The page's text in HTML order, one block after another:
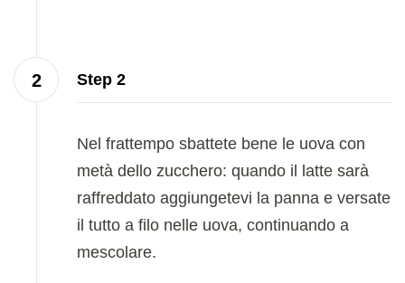
Step 2
Nel frattempo sbattete bene le uova con
metà dello zucchero: quando il latte sarà
raffreddato aggiungetevi la panna e versate
il tutto a filo nelle uova, continuando a
mescolare.